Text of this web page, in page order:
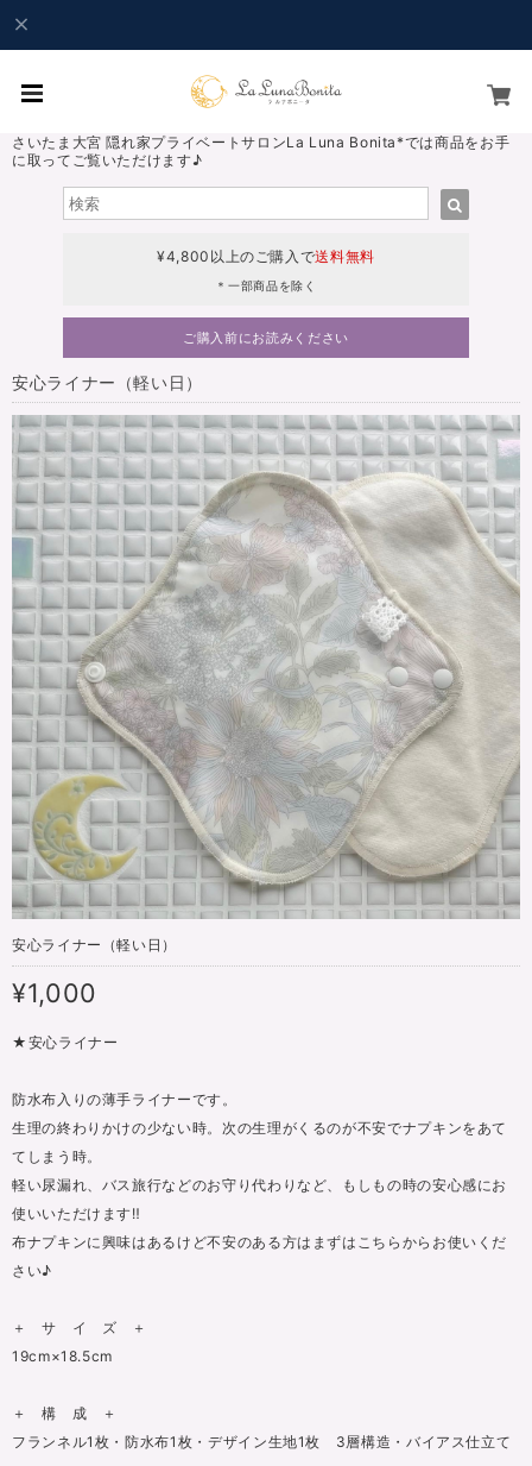
さいたま大宮 隠れ家プライベートサロンLa Luna Bonita*では商品をお手
に取ってご覧いただけます♪
¥4,800以上のご購入で送料無料
＊一部商品を除く
ご購入前にお読みください
安心ライナー（軽い日）
安心ライナー（軽い日）
¥1,000
★安心ライナー
防水布入りの薄手ライナーです。
生理の終わりかけの少ない時。次の生理がくるのが不安でナプキンをあて
てしまう時。
軽い尿漏れ、バス旅行などのお守り代わりなど、もしもの時の安心感にお
使いいただけます‼
布ナプキンに興味はあるけど不安のある方はまずはこちらからお使いくだ
さい♪
＋ サ イ ズ ＋
19cm×18.5cm
＋ 構 成 ＋
フランネル1枚・防水布1枚・デザイン生地1枚 3層構造・バイアス仕立て